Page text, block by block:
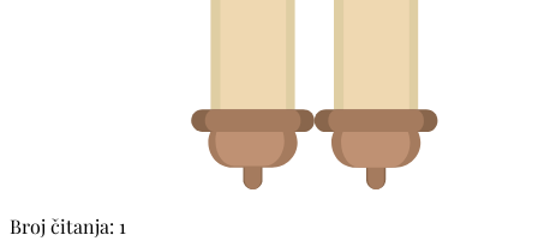
Broj čitanja: 1